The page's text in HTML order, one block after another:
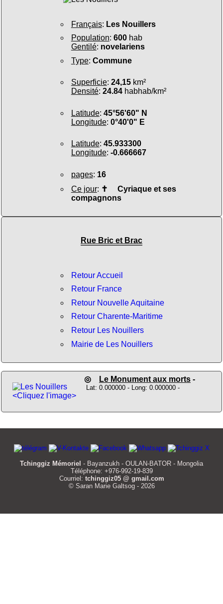
Français: Les Nouillers
Population: 600hab
Gentilé: novelariens
Type: Commune
Superficie: 24,15km²
Densité: 24.84habhab/km²
Latitude: 45°56'60" N
Longitude: 0°40'0" E
Latitude: 45.933300
Longitude: -0.666667
pages: 16
Ce jour: ✝ Cyriaque et ses
compagnons
Rue Bric et Brac
Retour Accueil
Retour France
Retour Nouvelle Aquitaine
Retour Charente-Maritime
Retour Les Nouillers
Mairie de Les Nouillers
<Cliquez l'image>
◎ Le Monument aux morts-
Lat: 0.000000 - Long: 0.000000 -
Tchinggiz Mémoriel - Bayanzukh - OULAN-BATOR - Mongolia
Téléphone: +976-992-19-839
Courriel: tchinggiz05 @ gmail.com
© Saran Marie Galtsog - 2026